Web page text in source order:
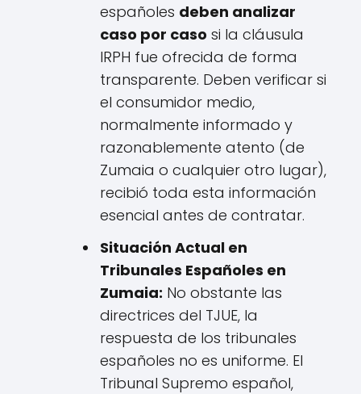
españoles deben analizar
caso por caso si la cláusula
IRPH fue ofrecida de forma
transparente. Deben verificar si
el consumidor medio,
normalmente informado y
razonablemente atento (de
Zumaia o cualquier otro lugar),
recibió toda esta información
esencial antes de contratar.
Situación Actual en
Tribunales Españoles en
Zumaia: No obstante las
directrices del TJUE, la
respuesta de los tribunales
españoles no es uniforme. El
Tribunal Supremo español,